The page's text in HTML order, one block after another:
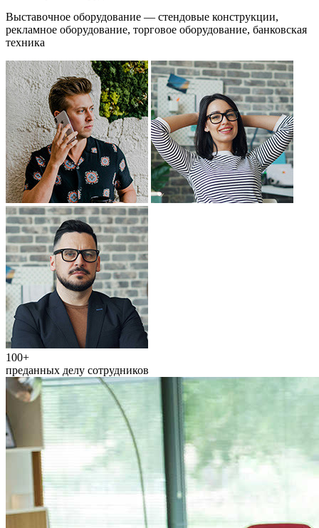
Выставочное оборудование — стендовые конструкции,
рекламное оборудование, торговое оборудование, банковская
техника
100+
преданных делу сотрудников